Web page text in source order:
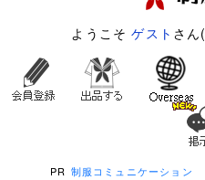
ようこそゲスト さん(
PR 制服コミュニケーション